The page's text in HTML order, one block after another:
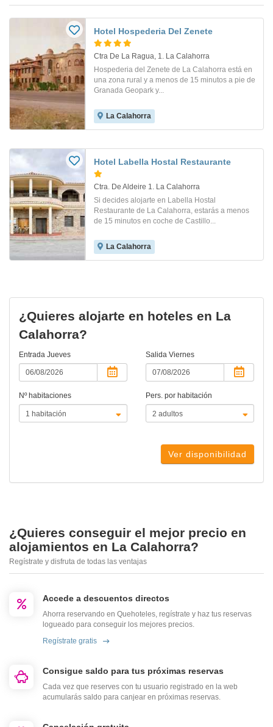
Hotel Hospederia Del Zenete
Ctra De La Ragua, 1. La Calahorra
Hospederia del Zenete de La Calahorra está en
una zona rural y a menos de 15 minutos a pie de
Granada Geopark y...
La Calahorra
Hotel Labella Hostal Restaurante
Ctra. De Aldeire 1. La Calahorra
Si decides alojarte en Labella Hostal
Restaurante de La Calahorra, estarás a menos
de 15 minutos en coche de Castillo...
La Calahorra
¿Quieres alojarte en hoteles en La
Calahorra?
Entrada Jueves Salida Viernes
Nº habitaciones Pers. por habitación
Ver disponibilidad
¿Quieres conseguir el mejor precio en
alojamientos en La Calahorra?
Regístrate y disfruta de todas las ventajas
Accede a descuentos directos
Ahorra reservando en Quehoteles, regístrate y haz tus reservas
logueado para conseguir los mejores precios.
Regístrate gratis
Consigue saldo para tus próximas reservas
Cada vez que reserves con tu usuario registrado en la web
acumularás saldo para canjear en próximas reservas.